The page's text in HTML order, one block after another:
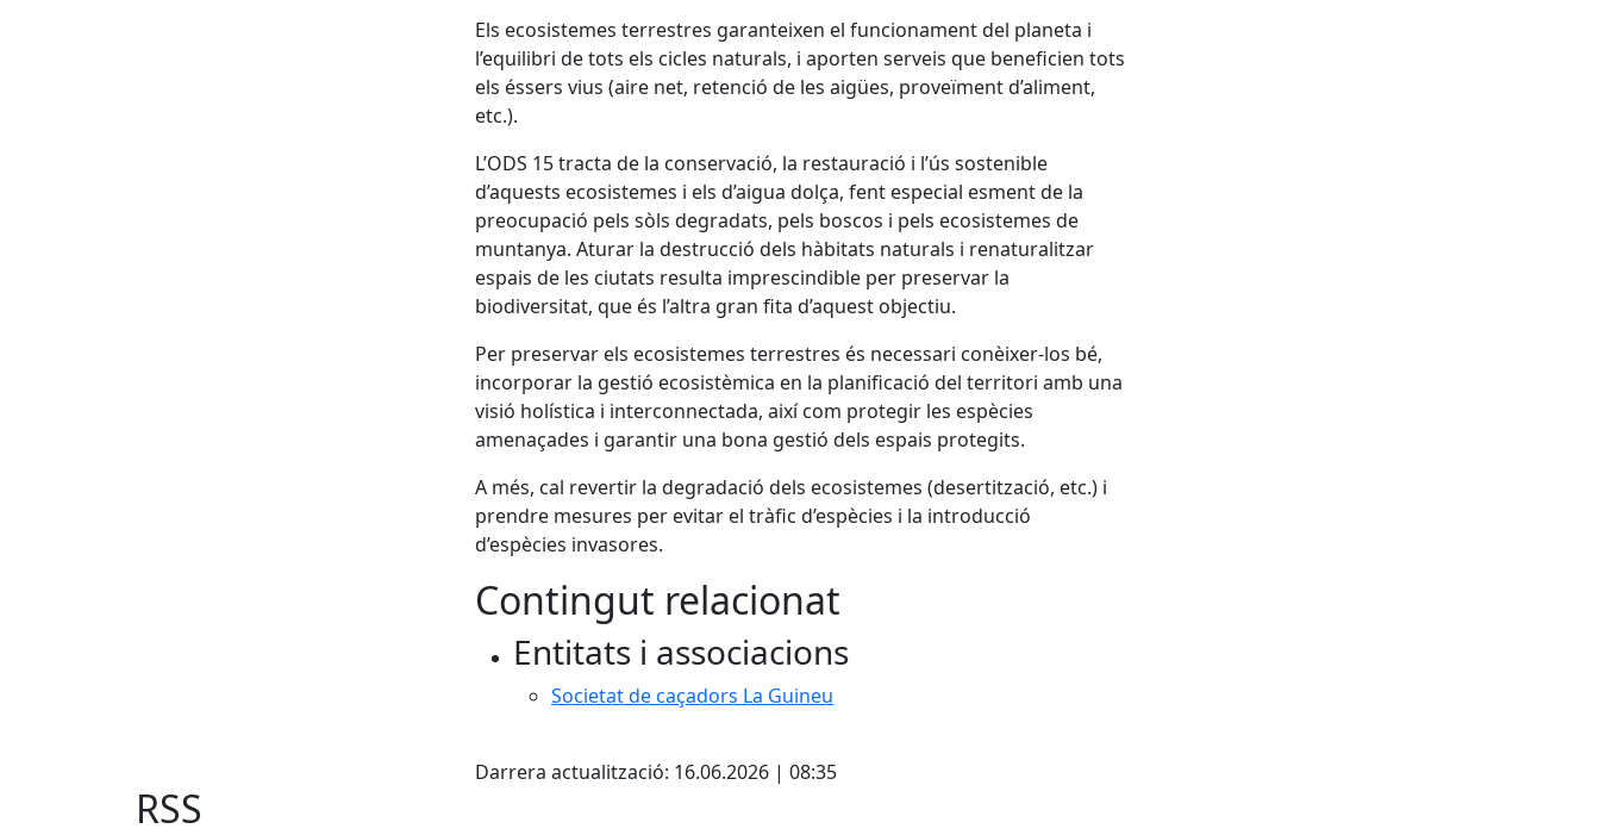
Els ecosistemes terrestres garanteixen el funcionament del planeta i
l’equilibri de tots els cicles naturals, i aporten serveis que beneficien tots
els éssers vius (aire net, retenció de les aigües, proveïment d’aliment,
etc.).
L’ODS 15 tracta de la conservació, la restauració i l’ús sostenible
d’aquests ecosistemes i els d’aigua dolça, fent especial esment de la
preocupació pels sòls degradats, pels boscos i pels ecosistemes de
muntanya. Aturar la destrucció dels hàbitats naturals i renaturalitzar
espais de les ciutats resulta imprescindible per preservar la
biodiversitat, que és l’altra gran fita d’aquest objectiu.
Per preservar els ecosistemes terrestres és necessari conèixer-los bé,
incorporar la gestió ecosistèmica en la planificació del territori amb una
visió holística i interconnectada, així com protegir les espècies
amenaçades i garantir una bona gestió dels espais protegits.
A més, cal revertir la degradació dels ecosistemes (desertització, etc.) i
prendre mesures per evitar el tràfic d’espècies i la introducció
d’espècies invasores.
Contingut relacionat
Entitats i associacions
Societat de caçadors La Guineu
Darrera actualització: 16.06.2026 | 08:35
RSS